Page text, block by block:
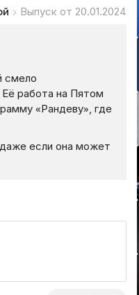
Выпуск от 20.01.2024
смело
работа на Пятом
«Рандеву», где
даже если она может